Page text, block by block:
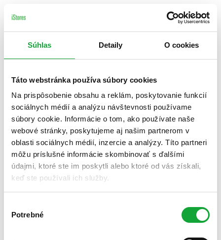
Súhlas Detaily O cookies
Táto webstránka používa súbory cookies
Na prispôsobenie obsahu a reklám, poskytovanie funkcií
sociálnych médií a analýzu návštevnosti používame
súbory cookie. Informácie o tom, ako používate naše
webové stránky, poskytujeme aj našim partnerom v
oblasti sociálnych médií, inzercie a analýzy. Títo partneri
môžu príslušné informácie skombinovať s ďalšími
údajmi, ktoré ste im poskytli alebo ktoré od vás získali,
keď ste používali ich služby.
súhlasu
Potrebné